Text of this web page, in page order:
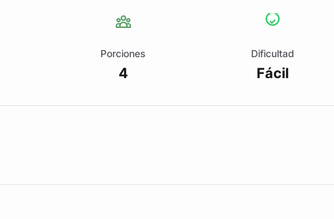
Porciones
4
Dificultad
Fácil